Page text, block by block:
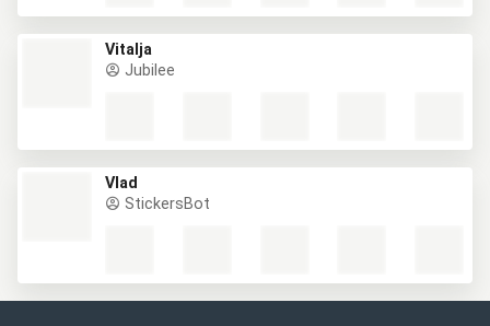
Vitalja
Jubilee
Vlad
StickersBot